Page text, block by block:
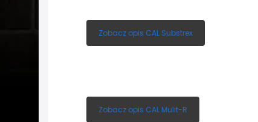
Zobacz opis CAL Substrex
Zobacz opis CAL Mulit-R